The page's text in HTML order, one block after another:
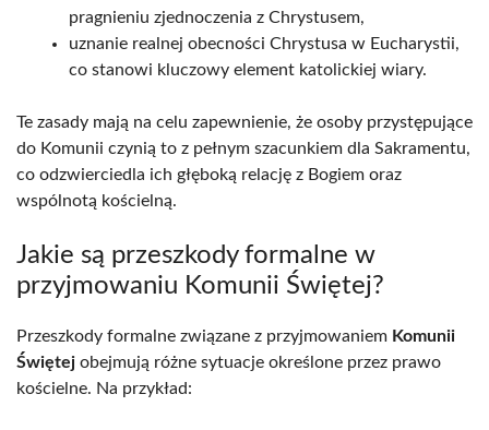
pragnieniu zjednoczenia z Chrystusem,
uznanie realnej obecności Chrystusa w Eucharystii,
co stanowi kluczowy element katolickiej wiary.
Te zasady mają na celu zapewnienie, że osoby przystępujące
do Komunii czynią to z pełnym szacunkiem dla Sakramentu,
co odzwierciedla ich głęboką relację z Bogiem oraz
wspólnotą kościelną.
Jakie są przeszkody formalne w
przyjmowaniu Komunii Świętej?
Przeszkody formalne związane z przyjmowaniem Komunii
Świętej obejmują różne sytuacje określone przez prawo
kościelne. Na przykład: